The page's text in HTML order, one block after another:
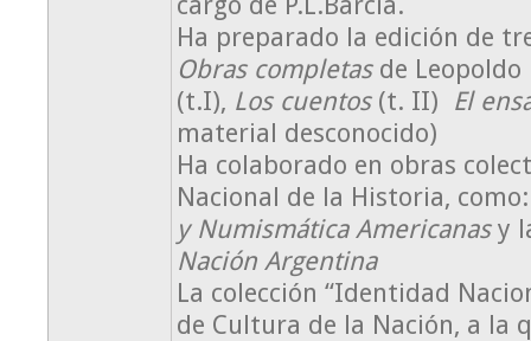
Ha preparado la edición de
Obras completasde
(t.I), Los cuentos(t. II) El
material desconocido)
Ha colaborado en obras
Nacional de la Historia,
y Numismática Americanasy
Nación Argentina
La colección “Identidad
de Cultura de la Nación, a la